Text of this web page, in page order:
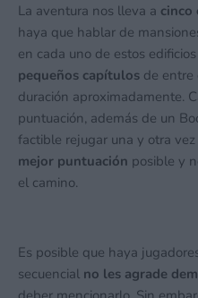
La aventura nos lleva a cinco
haya que hablar de
en cada uno de estos
pequeños capítulos de entre
duración aproximadamente.
puntuación, además de un
factible rejugar una y otra
mejor puntuación posible y
el camino.
Es posible que haya
secuencial no les agrade